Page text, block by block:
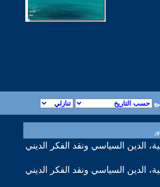
الدين السياسي ونقد الفكر الديني
الدين السياسي ونقد الفكر الديني